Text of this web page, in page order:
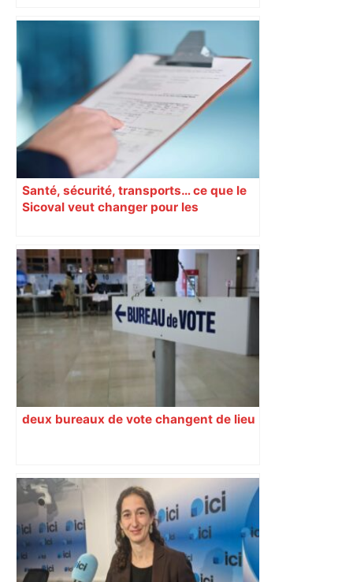
A680 Toulouse fermée dans les 2 sens
– Radio VINCI Autoroutes
Santé, sécurité, transports… ce que le
Sicoval veut changer pour les
deux bureaux de vote changent de lieu